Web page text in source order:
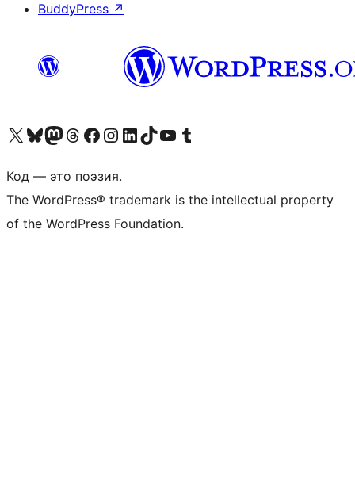
BuddyPress ↗
Посетите нас в X (ранее Twitter)
Посетите нашу учётную запись в Bluesky
Посетите нашу ленту в Mastodon
Посетите нашу учётную запись в Threads
Посетите нашу страницу на Facebook
Посетите наш Instagram
Посетите нашу страницу в LinkedIn
Посетите нашу учётную запись в TikTok
Посетите наш канал YouTube
Посетите нашу учётную запись в Tumblr
Код — это поэзия.
The WordPress® trademark is the intellectual property
of the WordPress Foundation.